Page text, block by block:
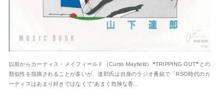
以前からカーティス・メイフィールド（Curtis Mayfield）❝TRIPPING OUT❞との
類似性を指摘されることが多いが、達郎氏は自身のラジオ番組で「RSO時代のカ
ーティスはあまり好きではなくて“あまく危険な香...